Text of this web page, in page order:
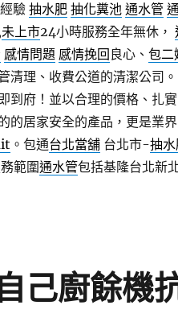
驗 抽水肥 抽化糞池 通水管
未上市24小時服務全年無休，
感情問題 感情挽回 良心、 包二
清理、收費公道的清潔公司
到府！並以合理的價格、扎
的居家安全的產品，更是業
。包通台北當舖台北市-抽
範圍通水管包括基隆台北新
己廚餘機